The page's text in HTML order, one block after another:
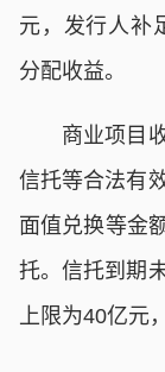
元，发行人补
分配收益。
商业项目收
信托等合法有
面值兑换等金
托。信托到期
上限为40亿元